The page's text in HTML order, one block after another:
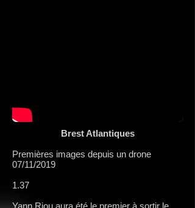
Brest Atlantiques
Premières images depuis un drone
07/11/2019
1.37
Yann Riou aura été le premier à sortir le